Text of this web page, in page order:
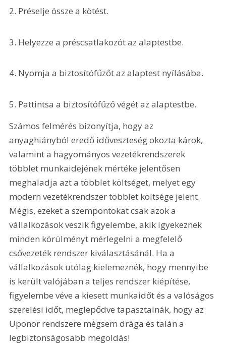
2. Préselje össze a kötést.
3. Helyezze a préscsatlakozót az alaptestbe.
4. Nyomja a biztosítófűzőt az alaptest nyílásába.
5. Pattintsa a biztosítófűző végét az alaptestbe.
Számos felmérés bizonyítja, hogy az
anyaghiányból eredő időveszteség okozta károk,
valamint a hagyományos vezetékrendszerek
többlet munkaidejének mértéke jelentősen
meghaladja azt a többlet költséget, melyet egy
modern vezetékrendszer többlet költsége jelent.
Mégis, ezeket a szempontokat csak azok a
vállalkozások veszik figyelembe, akik igyekeznek
minden körülményt mérlegelni a megfelelő
csővezeték rendszer kiválasztásánál. Ha a
vállalkozások utólag kielemeznék, hogy mennyibe
is került valójában a teljes rendszer kiépítése,
figyelembe véve a kiesett munkaidőt és a valóságos
szerelési időt, meglepődve tapasztalnák, hogy az
Uponor rendszere mégsem drága és talán a
legbiztonságosabb megoldás!